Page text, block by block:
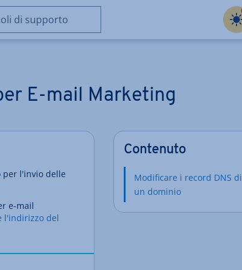
E-mail Marketing
per l'invio delle
e-mail
l'indirizzo del
Contenuto
Modificare i record DNS di
un dominio